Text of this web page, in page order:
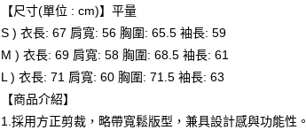
全家取貨付款
每筆NT$80，滿NT$6,000(含以上)免運費
付款後全家取貨
每筆NT$80，滿NT$6,000(含以上)免運費
【尺寸(單位 : cm)】平量
S ) 衣長: 67 肩寬: 56 胸圍: 65.5 袖長: 59
M ) 衣長: 69 肩寬: 58 胸圍: 68.5 袖長: 61
L ) 衣長: 71 肩寬: 60 胸圍: 71.5 袖長: 63
【商品介紹】
1.採用方正剪裁，略帶寬鬆版型，兼具設計感與功能性。